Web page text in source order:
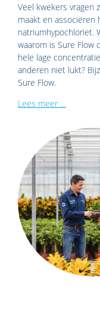
Veel kwekers vragen
maakt en associëren
natriumhypochloriet.
waarom is Sure Flow
hele lage
anderen niet lukt?
Sure Flow.
Lees meer …